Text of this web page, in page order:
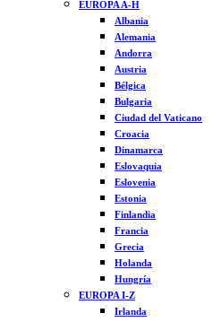
EUROPA A-H
Albania
Alemania
Andorra
Austria
Bélgica
Bulgaria
Ciudad del Vaticano
Croacia
Dinamarca
Eslovaquia
Eslovenia
Estonia
Finlandia
Francia
Grecia
Holanda
Hungría
EUROPA I-Z
Irlanda